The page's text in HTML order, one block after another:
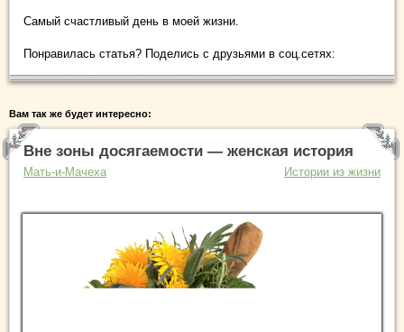
Самый счастливый день в моей жизни.
Понравилась статья? Поделись с друзьями в соц.сетях:
Вам так же будет интересно:
Вне зоны досягаемости — женская история
Мать-и-Мачеха Истории из жизни